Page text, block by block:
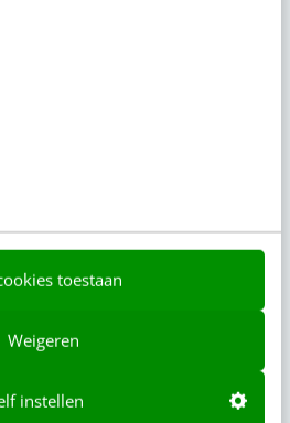
toestaan
Weigeren
instellen